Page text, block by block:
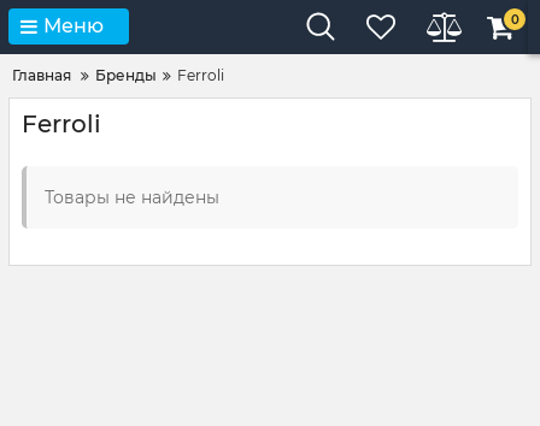
Меню 0
Главная Бренды Ferroli
Ferroli
Товары не найдены